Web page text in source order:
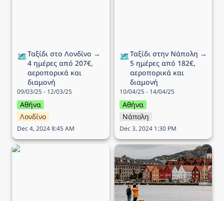
🗺️Ταξίδι στο Λονδίνο →
4 ημέρες από 207€,
αεροπορικά και
διαμονή
09/03/25 - 12/03/25
Αθήνα
Λονδίνο
Dec 4, 2024 8:45 AM
🗺️Ταξίδι στην Νάπολη →
5 ημέρες από 182€,
αεροπορικά και
διαμονή
10/04/25 - 14/04/25
Αθήνα
Νάπολη
Dec 3, 2024 1:30 PM
Ταξίδι στο Ντουμπρόβνικ
Ταξίδι στo Μπέργκεν → 6
ημέρες από 336€,
αεροπορικά και διαμονή